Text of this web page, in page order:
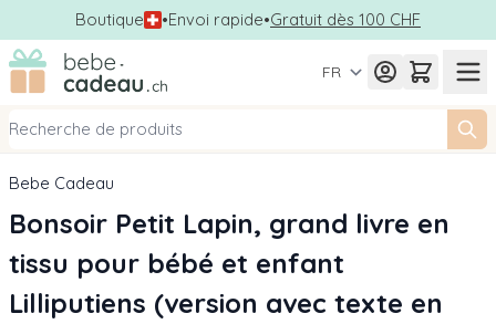
Boutique •Envoi rapide•Gratuit dès 100 CHF
Allez au contenu
FR
Bebe Cadeau
Bonsoir Petit Lapin, grand livre en
tissu pour bébé et enfant
Lilliputiens (version avec texte en